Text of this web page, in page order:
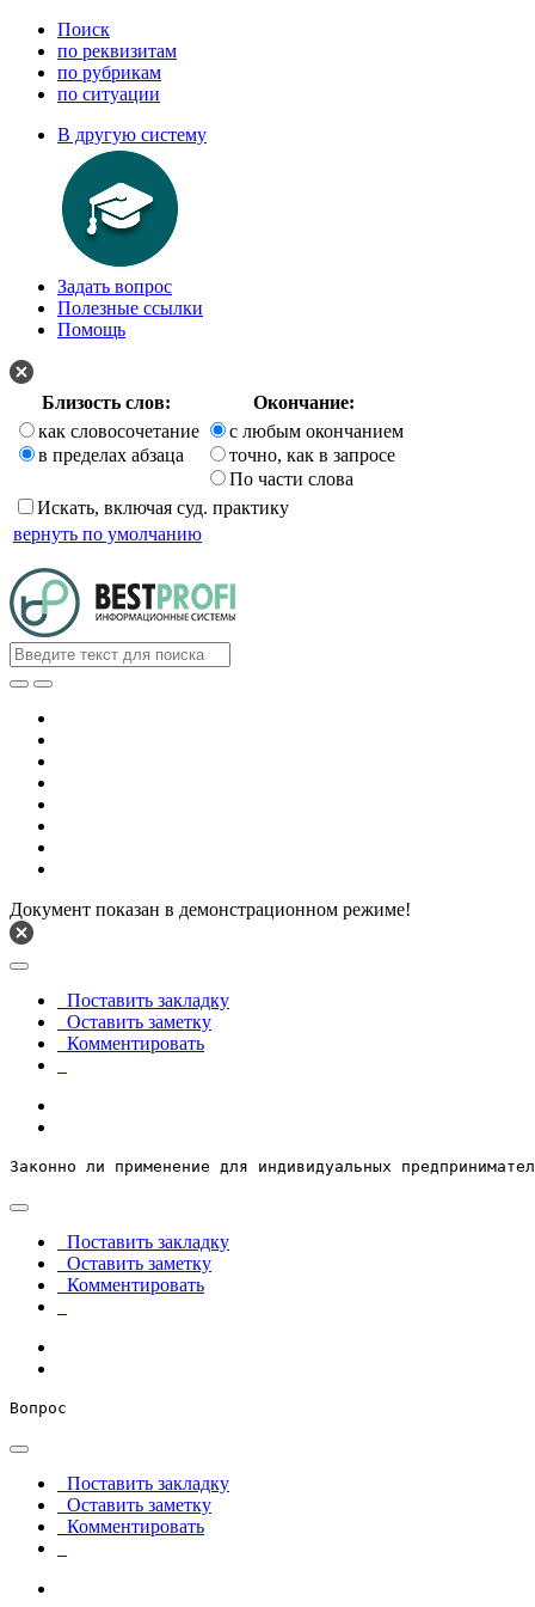
Поиск
по реквизитам
по рубрикам
по ситуации
В другую систему
Задать вопрос
Полезные ссылки
Помощь
Близость слов:
Окончание:
как словосочетание
в пределах абзаца
с любым окончанием
точно, как в запросе
По части слова
Искать, включая суд. практику
вернуть по умолчанию
Документ показан в демонстрационном режиме!
Поставить закладку
Оставить заметку
Комментировать
Законно ли применение для индивидуальных
Поставить закладку
Оставить заметку
Комментировать
Вопрос
Поставить закладку
Оставить заметку
Комментировать